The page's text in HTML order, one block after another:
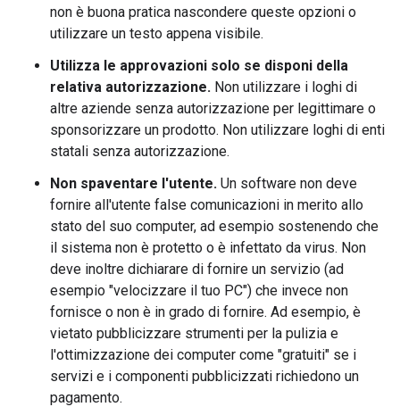
non è buona pratica nascondere queste opzioni o
utilizzare un testo appena visibile.
Utilizza le approvazioni solo se disponi della
relativa autorizzazione. Non utilizzare i loghi di
altre aziende senza autorizzazione per legittimare o
sponsorizzare un prodotto. Non utilizzare loghi di enti
statali senza autorizzazione.
Non spaventare l'utente. Un software non deve
fornire all'utente false comunicazioni in merito allo
stato del suo computer, ad esempio sostenendo che
il sistema non è protetto o è infettato da virus. Non
deve inoltre dichiarare di fornire un servizio (ad
esempio "velocizzare il tuo PC") che invece non
fornisce o non è in grado di fornire. Ad esempio, è
vietato pubblicizzare strumenti per la pulizia e
l'ottimizzazione dei computer come "gratuiti" se i
servizi e i componenti pubblicizzati richiedono un
pagamento.